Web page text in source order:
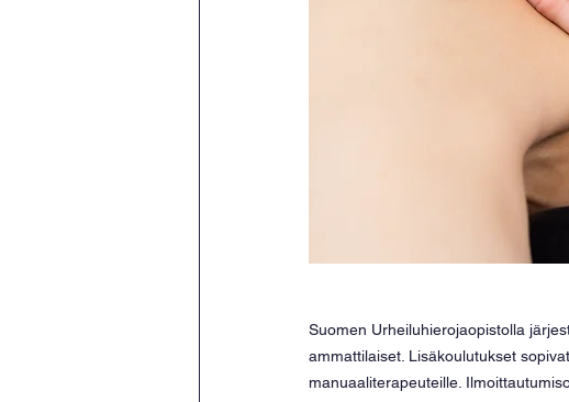
Suomen Urheiluhierojaopistolla
ammattilaiset. Lisäkoulutukset
manuaaliterapeuteille.